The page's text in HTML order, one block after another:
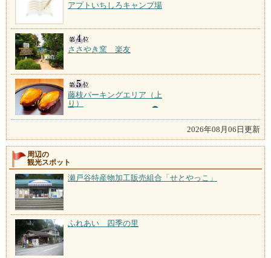
アプトいちしろキャンプ場
ささやき窯 楽友
藤枝パーキングエリア（上
り）
2026年08月06日更新
周辺の
観光スポット
瀬戸谷特産物加工販売組合「せとやっこ」
ふれあい 四季の里